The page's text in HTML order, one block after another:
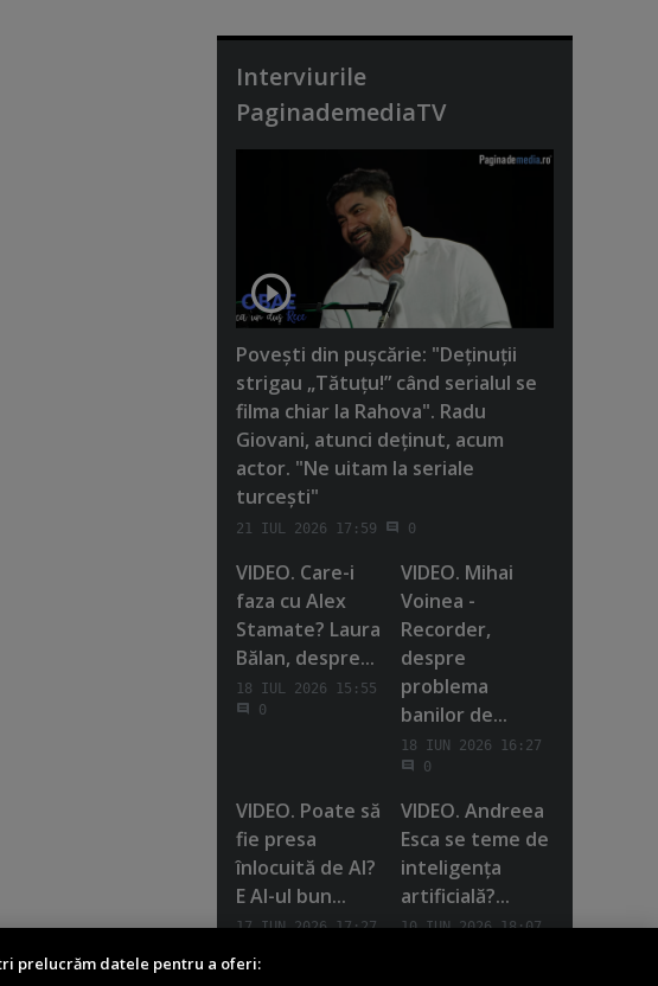
Interviurile
PaginademediaTV
Poveşti din puşcărie: "Deţinuţii
strigau „Tătuţu!” când serialul se
filma chiar la Rahova". Radu
Giovani, atunci deţinut, acum
actor. "Ne uitam la seriale
turceşti"
21 IUL 2026 17:59 0
VIDEO. Care-i
faza cu Alex
Stamate? Laura
Bălan, despre...
18 IUL 2026 15:55
0
VIDEO. Mihai
Voinea -
Recorder,
despre
problema
banilor de...
18 IUN 2026 16:27
0
VIDEO. Poate să
fie presa
înlocuită de AI?
E AI-ul bun...
17 IUN 2026 17:27
VIDEO. Andreea
Esca se teme de
inteligenţa
artificială?...
10 IUN 2026 18:07
prelucrăm datele pentru a oferi: